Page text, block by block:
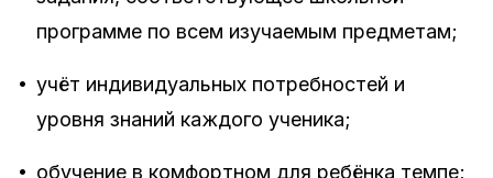
программе по всем изучаемым предметам;
• учёт индивидуальных потребностей и
уровня знаний каждого ученика;
• обучение в комфортном для ребёнка темпе;